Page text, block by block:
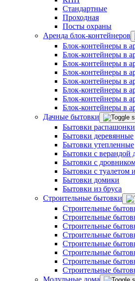
Стандартные
Проходная
Посты охраны
Аренда блок-контейнеров
Блок-контейнеры в
Блок-контейнеры в
Блок-контейнеры в
Блок-контейнеры в
Блок-контейнеры в
Блок-контейнеры в
Блок-контейнеры в
Блок-контейнеры в
Дачные бытовки
Бытовки распашонки
Бытовки деревянные
Бытовки утепленные
Бытовки с верандой
Бытовки с
Бытовки с туалетом
Бытовки домики
Бытовки из бруса
Строительные бытовки
Строительные
Строительные
Строительные
Строительные
Строительные
Строительные
Строительные
Строительные
Модульные дома